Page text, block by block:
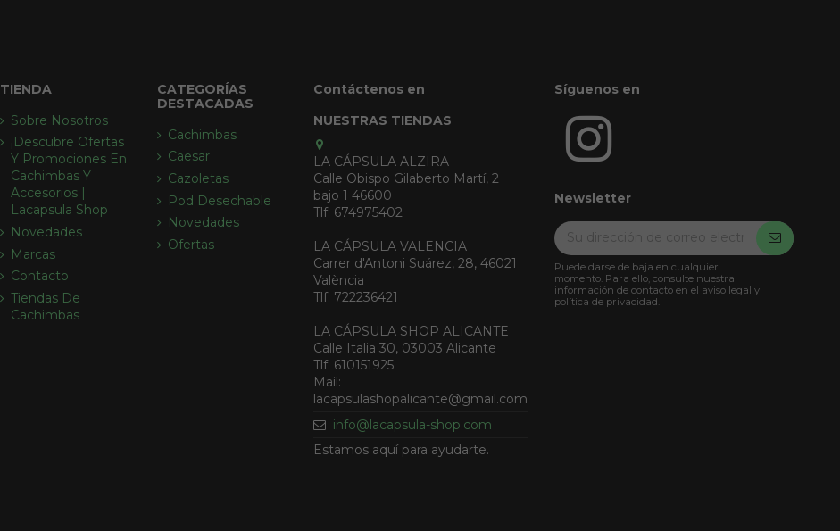
TIENDA
Sobre Nosotros
¡descubre Ofertas
Y Promociones En
Cachimbas Y
Accesorios |
Lacapsula Shop
Novedades
Marcas
Contacto
Tiendas De
Cachimbas
CATEGORÍAS
DESTACADAS
Cachimbas
Caesar
Cazoletas
Pod Desechable
Novedades
Ofertas
Contáctenos en
NUESTRAS TIENDAS
LA CÁPSULA ALZIRA
Calle Obispo Gilaberto Martí, 2
bajo 1 46600
Tlf: 674975402
LA CÁPSULA VALENCIA
Carrer d'Antoni Suárez, 28, 46021
València
Tlf: 722236421
LA CÁPSULA SHOP ALICANTE
Calle Italia 30, 03003 Alicante
Tlf: 610151925
Mail:
lacapsulashopalicante@gmail.com
info@lacapsula-shop.com
Estamos aquí para ayudarte.
Síguenos en
Newsletter
Puede darse de baja en cualquier
momento. Para ello, consulte nuestra
información de contacto en el aviso legal y
política de privacidad.